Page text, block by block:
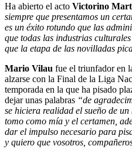
Ha abierto el acto Victorino
siempre que presentamos un
es un éxito rotundo que las
que todas las industrias
que la etapa de las novilladas
Mario Vilau fue el triunfador en
alzarse con la Final de la Liga
temporada en la que ha pisado
dejar unas palabras “de
se hiciera realidad el sueño de
tomo como mía y el certamen,
dar el impulso necesario para
y quiero que vosotros,